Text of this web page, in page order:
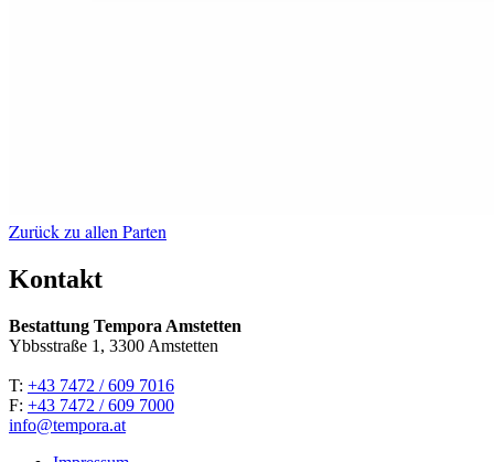
Zurück zu allen Parten
Kontakt
Bestattung Tempora Amstetten
Ybbsstraße 1, 3300 Amstetten
T: +43 7472 / 609 7016
F: +43 7472 / 609 7000
info@tempora.at